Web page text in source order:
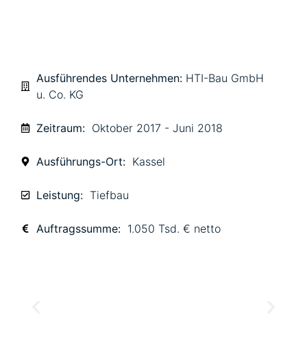
Ausführendes Unternehmen: HTI-Bau GmbH
u. Co. KG
Zeitraum:Oktober 2017 - Juni 2018
Ausführungs-Ort:Kassel
Leistung: Tiefbau
Auftragssumme:1.050 Tsd. € netto